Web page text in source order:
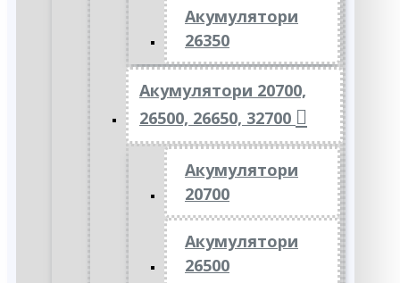
Акумулятори
26350
Акумулятори 20700,
26500, 26650, 32700
Акумулятори
20700
Акумулятори
26500